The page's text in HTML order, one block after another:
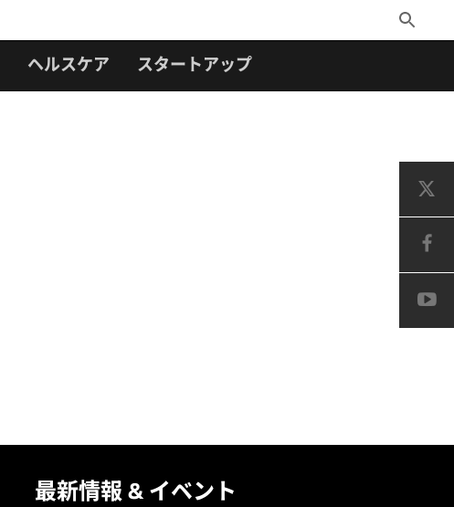
Toggle
Search
ヘルスケア スタートアップ
最新情報 & イベント